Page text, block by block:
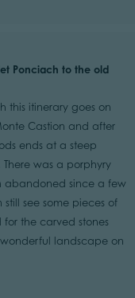
Ponciach to the old
this itinerary goes on
Castion and after
ends at a steep
was a porphyry
abandoned since a few
see some pieces of
the carved stones
landscape on